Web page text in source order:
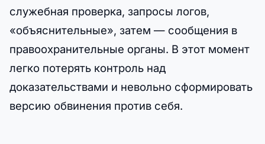
служебная проверка, запросы логов,
«объяснительные», затем — сообщения в
правоохранительные органы. В этот момент
легко потерять контроль над
доказательствами и невольно сформировать
версию обвинения против себя.